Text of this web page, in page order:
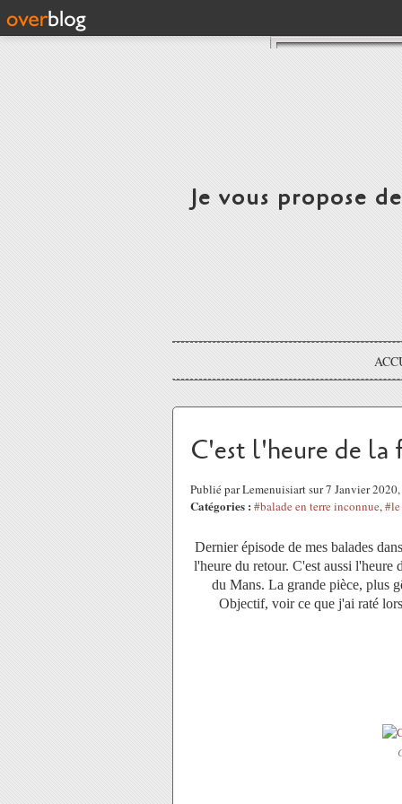
Je vous propose
C'est l'heure de la
Publié par Lemenuisiart sur 7 Janvier
Catégories : #balade en terre inconnue,#le
Dernier épisode de mes balades
l'heure du retour. C'est aussi l'heure
du Mans. La grande pièce, plus
Objectif, voir ce que j'ai raté